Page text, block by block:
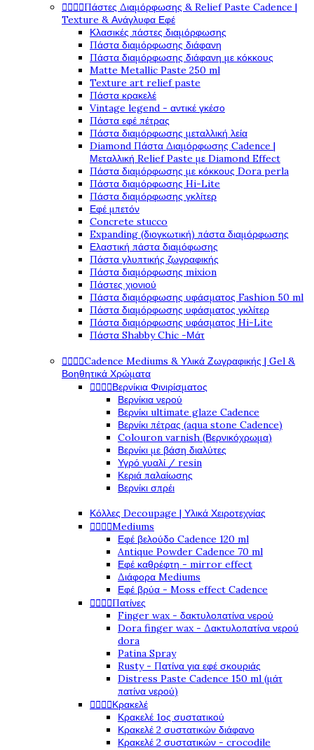
Πάστες Διαμόρφωσης & Relief Paste Cadence |
Texture & Ανάγλυφα Εφέ
Κλασικές πάστες διαμόρφωσης
Πάστα διαμόρφωσης διάφανη
Πάστα διαμόρφωσης διάφανη με κόκκους
Matte Metallic Paste 250 ml
Texture art relief paste
Πάστα κρακελέ
Vintage legend - αντικέ γκέσο
Πάστα εφέ πέτρας
Πάστα διαμόρφωσης μεταλλική λεία
Diamond Πάστα Διαμόρφωσης Cadence |
Μεταλλική Relief Paste με Diamond Effect
Πάστα διαμόρφωσης με κόκκους Dora perla
Πάστα διαμόρφωσης Hi-Lite
Πάστα διαμόρφωσης γκλίτερ
Εφέ μπετόν
Concrete stucco
Expanding (διογκωτική) πάστα διαμόρφωσης
Ελαστική πάστα διαμόφωσης
Πάστα γλυπτικής ζωγραφικής
Πάστα διαμόρφωσης mixion
Πάστες χιονιού
Πάστα διαμόρφωσης υφάσματος Fashion 50 ml
Πάστα διαμόρφωσης υφάσματος γκλίτερ
Πάστα διαμόρφωσης υφάσματος Hi-Lite
Πάστα Shabby Chic -Μάτ
Cadence Mediums & Υλικά Ζωγραφικής | Gel &
Βοηθητικά Χρώματα
Βερνίκια Φινιρίσματος
Βερνίκια νερού
Βερνίκι ultimate glaze Cadence
Βερνίκι πέτρας (aqua stone Cadence)
Colouron varnish (Βερνικόχρωμα)
Βερνίκι με βάση διαλύτες
Υγρό γυαλί / resin
Κεριά παλαίωσης
Βερνίκι σπρέι
Κόλλες Decoupage | Υλικά Χειροτεχνίας
Mediums
Εφέ βελούδο Cadence 120 ml
Antique Powder Cadence 70 ml
Εφέ καθρέφτη - mirror effect
Διάφορα Mediums
Εφέ βρύα - Moss effect Cadence
Πατίνες
Finger wax - δακτυλοπατίνα νερού
Dora finger wax - Δακτυλοπατίνα νερού
dora
Patina Spray
Rusty - Πατίνα για εφέ σκουριάς
Distress Paste Cadence 150 ml (μάτ
πατίνα νερού)
Κρακελέ
Κρακελέ 1ος συστατικού
Κρακελέ 2 συστατικών διάφανο
Κρακελέ 2 συστατικών - crocodile